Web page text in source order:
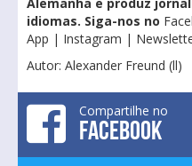
idiomas. Siga-nos no
App | Instagram |
Autor: Alexander Freund (ll)
Compartilhe no
FACEBOOK